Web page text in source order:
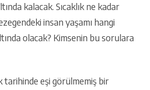
kalacak. Sıcaklık ne kadar
insan yaşamı hangi
olacak? Kimsenin bu sorulara
tarihinde eşi görülmemiş bir